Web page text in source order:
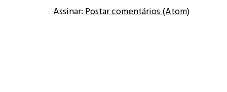
Assinar: Postar comentários (Atom)